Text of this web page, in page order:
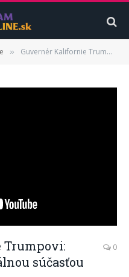
» Guvernér Kalifornie Trumpovi: Imigranti sú integrálnou súčasťou toho, čím sme
Trumpovi:
súčasťou
0